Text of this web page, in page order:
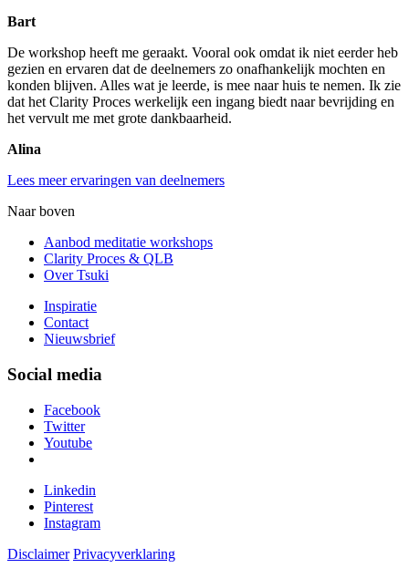
Bart
De workshop heeft me geraakt. Vooral ook omdat ik niet eerder heb
gezien en ervaren dat de deelnemers zo onafhankelijk mochten en
konden blijven. Alles wat je leerde, is mee naar huis te nemen. Ik zie
dat het Clarity Proces werkelijk een ingang biedt naar bevrijding en
het vervult me met grote dankbaarheid.
Alina
Lees meer ervaringen van deelnemers
Naar boven
Aanbod meditatie workshops
Clarity Proces & QLB
Over Tsuki
Inspiratie
Contact
Nieuwsbrief
Social media
Facebook
Twitter
Youtube
Linkedin
Pinterest
Instagram
Disclaimer Privacyverklaring